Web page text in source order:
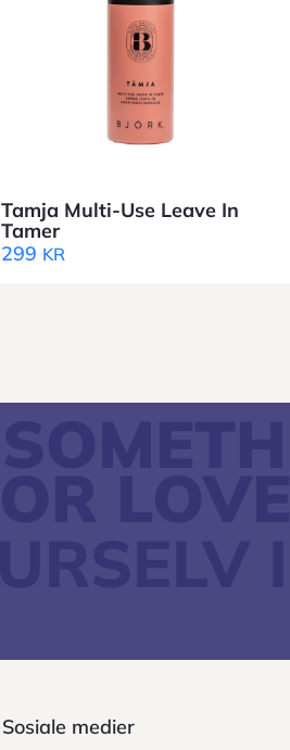
Tamja Multi-Use Leave In
Tamer
299 KR
Sosiale medier